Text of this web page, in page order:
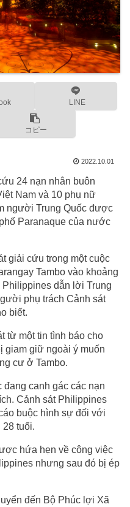
LINE
コピー
2022.10.01
24 nạn nhân buôn
Nam và 10 phụ nữ
người Trung Quốc được
Paranaque của nước
giải cứu trong một cuộc
Tambo vào khoảng
Philippines dẫn lời Trung
phụ trách Cảnh sát
biết.
từ một tin tình báo cho
giam giữ ngoài ý muốn
cư ở Tambo.
canh gác các nạn
Cảnh sát Philippines
buộc hình sự đối với
28 tuổi.
hứa hẹn về công việc
nhưng sau đó bị ép
đến Bộ Phúc lợi Xã